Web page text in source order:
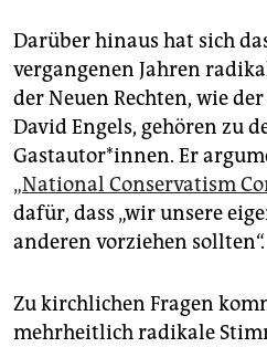
Darüber hinaus hat sich
vergangenen Jahren
der Neuen Rechten, wie
David Engels, gehören zu
Gastautor*innen. Er
„National Conservatism
dafür, dass „wir unsere
anderen vorziehen sollten“.
Zu kirchlichen Fragen
mehrheitlich radikale